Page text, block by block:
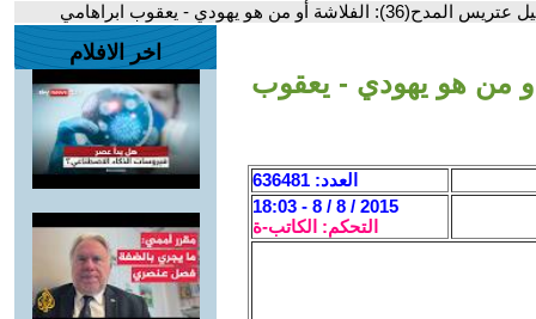
الفلاشة أو من هو يهودي - يعقوب ابراهامي
الفلاشة أو من هو يهودي - يعقوب
العدد: 636481
2015 / 8 / 8 - 18:03
التحكم: الكاتب-ة
اخر الافلام